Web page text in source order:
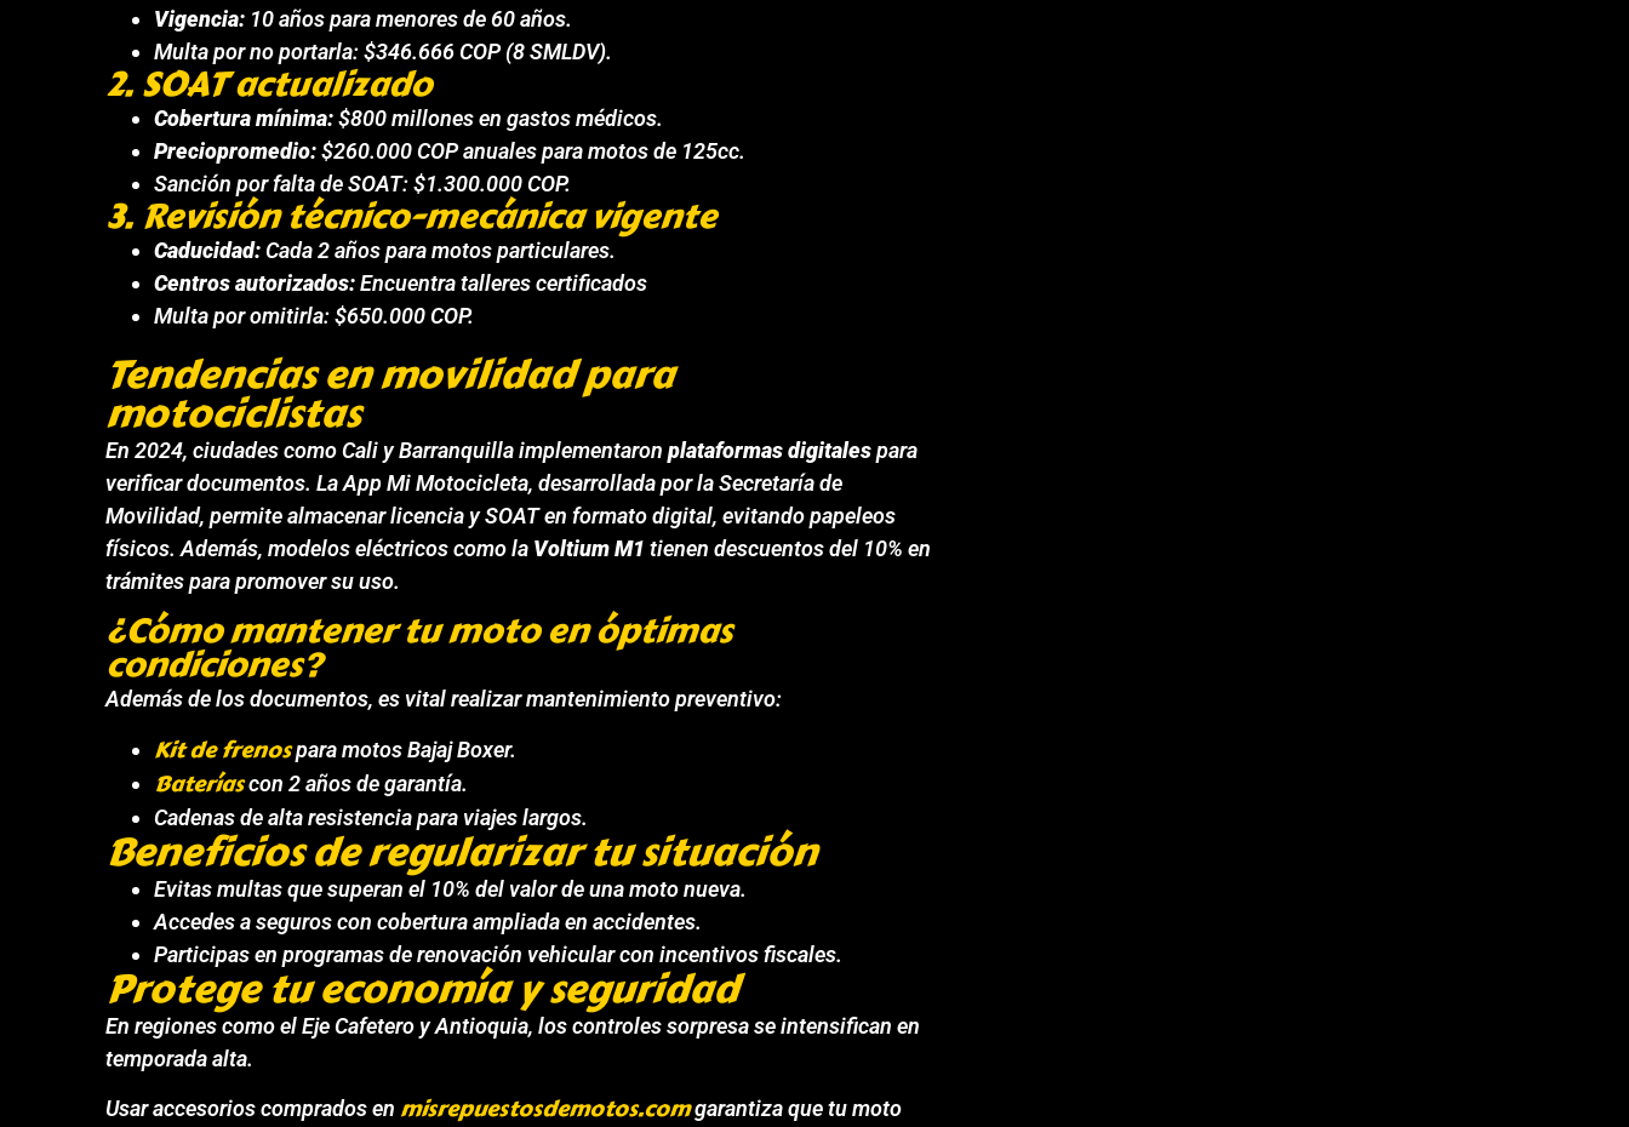
Vigencia: 10 años para menores de 60 años.
Multa por no portarla: $346.666 COP (8 SMLDV).
2. SOAT actualizado
Cobertura mínima:$800 millones en gastos médicos.
Preciopromedio:$260.000 COP anuales para motos de 125cc.
Sanción por falta de SOAT: $1.300.000 COP.
3. Revisión técnico-mecánica vigente
Caducidad:Cada 2 años para motos particulares.
Centros autorizados:Encuentra talleres certificados
Multa por omitirla: $650.000 COP.
Tendencias en movilidad para
motociclistas
En 2024, ciudades como Cali y Barranquilla implementaronplataformas digitalespara
verificar documentos. La AppMi Motocicleta, desarrollada por la Secretaría de
Movilidad, permite almacenar licencia y SOAT en formato digital, evitando papeleos
físicos. Además, modelos eléctricos como la Voltium M1 tienen descuentos del 10% en
trámites para promover su uso.
¿Cómo mantener tu moto en óptimas
condiciones?
Además de los documentos, es vital realizar mantenimiento preventivo:
Kit de frenospara motos Bajaj Boxer.
Bateríascon 2 años de garantía.
Cadenas de alta resistencia para viajes largos.
Beneficios de regularizar tu situación
Evitas multas que superan el 10% del valor de una moto nueva.
Accedes a seguros con cobertura ampliada en accidentes.
Participas en programas de renovación vehicular con incentivos fiscales.
Protege tu economía y seguridad
En regiones como el Eje Cafetero y Antioquia, los controles sorpresa se intensifican en
temporada alta.
Usar accesorios comprados en misrepuestosdemotos.comgarantiza que tu moto